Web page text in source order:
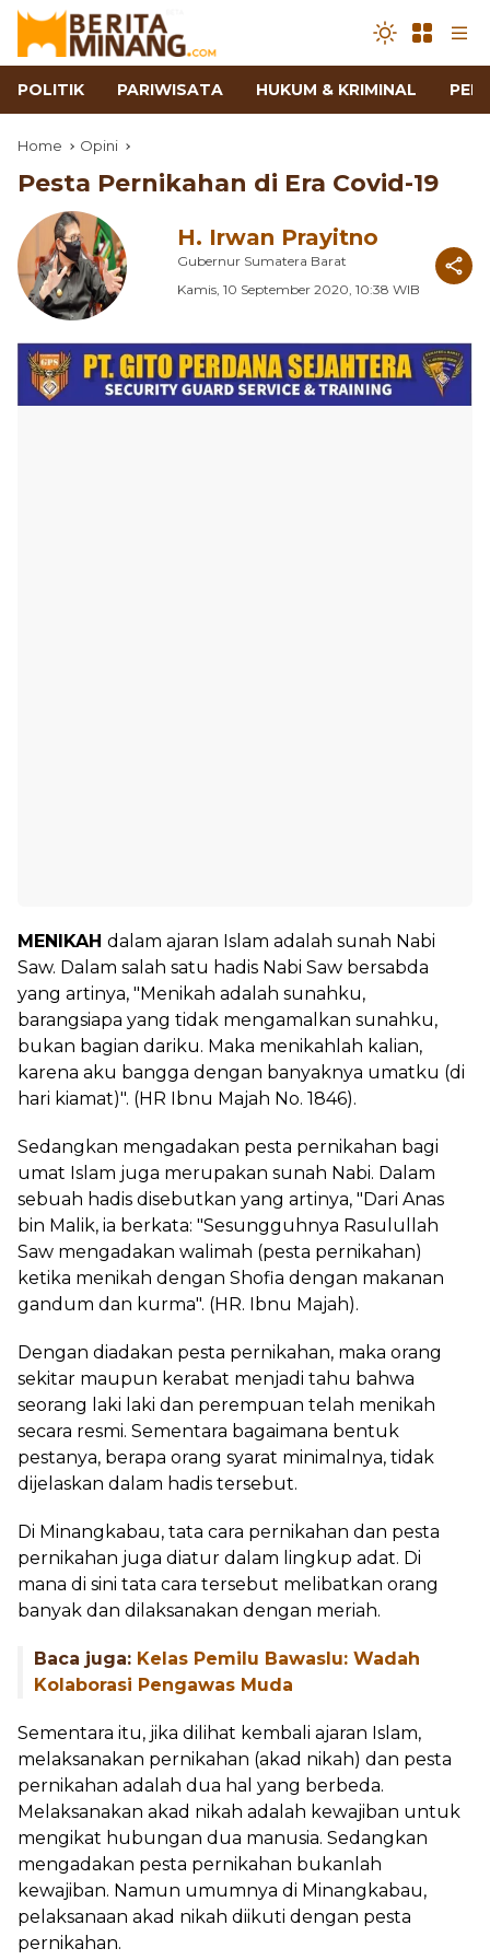
POLITIK PARIWISATA HUKUM & KRIMINAL
Home Opini
Pesta Pernikahan di Era Covid-19
H. Irwan Prayitno
Gubernur Sumatera Barat
Kamis, 10 September 2020, 10:38 WIB
MENIKAH dalam ajaran Islam adalah sunah Nabi
Saw. Dalam salah satu hadis Nabi Saw bersabda
yang artinya, "Menikah adalah sunahku,
barangsiapa yang tidak mengamalkan sunahku,
bukan bagian dariku. Maka menikahlah kalian,
karena aku bangga dengan banyaknya umatku (di
hari kiamat)". (HR Ibnu Majah No. 1846).
Sedangkan mengadakan pesta pernikahan bagi
umat Islam juga merupakan sunah Nabi. Dalam
sebuah hadis disebutkan yang artinya, "Dari Anas
bin Malik, ia berkata: "Sesungguhnya Rasulullah
Saw mengadakan walimah (pesta pernikahan)
ketika menikah dengan Shofia dengan makanan
gandum dan kurma". (HR. Ibnu Majah).
Dengan diadakan pesta pernikahan, maka orang
sekitar maupun kerabat menjadi tahu bahwa
seorang laki laki dan perempuan telah menikah
secara resmi. Sementara bagaimana bentuk
pestanya, berapa orang syarat minimalnya, tidak
dijelaskan dalam hadis tersebut.
Di Minangkabau, tata cara pernikahan dan pesta
pernikahan juga diatur dalam lingkup adat. Di
mana di sini tata cara tersebut melibatkan orang
banyak dan dilaksanakan dengan meriah.
Baca juga: Kelas Pemilu Bawaslu: Wadah
Kolaborasi Pengawas Muda
Sementara itu, jika dilihat kembali ajaran Islam,
melaksanakan pernikahan (akad nikah) dan pesta
pernikahan adalah dua hal yang berbeda.
Melaksanakan akad nikah adalah kewajiban untuk
mengikat hubungan dua manusia. Sedangkan
mengadakan pesta pernikahan bukanlah
kewajiban. Namun umumnya di Minangkabau,
pelaksanaan akad nikah diikuti dengan pesta
pernikahan.